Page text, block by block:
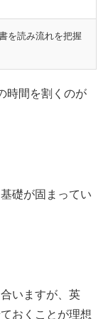
を読み流れを把握
時間を割くのが
礎が固まってい
いますが、英
おくことが理想